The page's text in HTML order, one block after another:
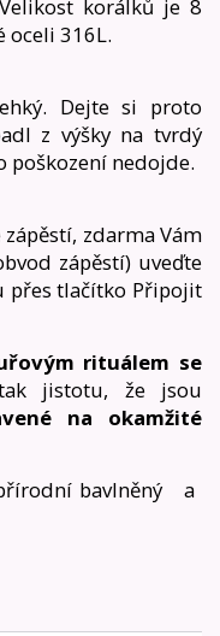
korálků je 8
oceli 316L.
Dejte si proto
z výšky na tvrdý
poškození nedojde.
zdarma Vám
zápěstí) uveďte
přes tlačítko Připojit
rituálem se
jistotu, že jsou
na okamžité
bavlněný
a